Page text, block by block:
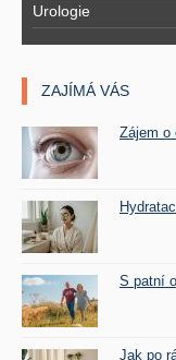
Urologie
ZAJÍMÁ VÁS
Zájem o
S patní
Jak po